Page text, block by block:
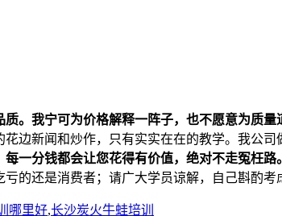
。我宁可为价格解释一阵子，也不愿意为质量
边新闻和炒作，只有实实在在的教学。我公
一分钱都会让您花得有价值，绝对不走冤枉路。
的还是消费者；请广大学员谅解，自己斟酌
哪里好,长沙炭火牛蛙培训